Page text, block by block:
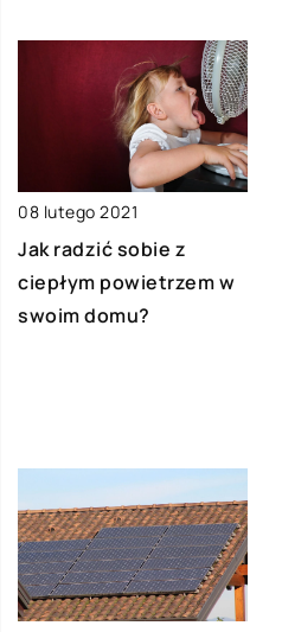
08 lutego 2021
Jak radzić sobie z
ciepłym powietrzem w
swoim domu?